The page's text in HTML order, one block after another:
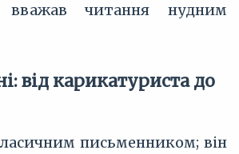
читання нудним
від карикатуриста до
письменником; він